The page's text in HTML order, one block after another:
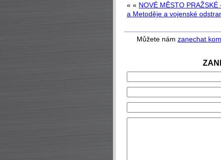
« « NOVÉ MĚSTO
a Metoděje a vojenské
Můžete nám zanechat